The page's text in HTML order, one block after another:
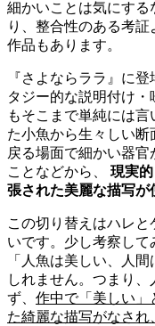
細かいことは気にす
り、整合性のある考
作品もあります。
『さよならララ』に
タジー的な説明付け
もそこまで単純には
た小魚から生々しい
戻る場面で細かい器
ことなどから、 現実
張された美麗な描写が
この切り替えはハレ
いです。少し考察し
「人魚は美しい、人
しれません。つまり
ず、 作中で「美しい」
た綺麗な描写がなされ